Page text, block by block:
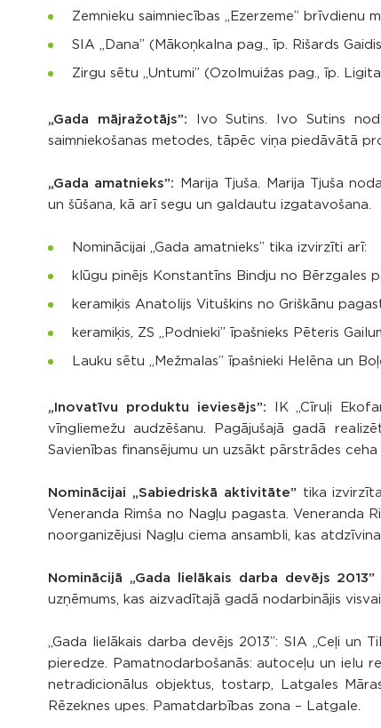
Zemnieku saimniecības „Ezerzeme” brīvdienu
SIA „Dana” (Mākoņkalna pag., īp. Rišards
Zirgu sētu „Untumi” (Ozolmuižas pag., īp.
„Gada mājražotājs”: Ivo Sutins. Ivo Sutins
saimniekošanas metodes, tāpēc viņa piedāvātā
„Gada amatnieks”: Marija Tjuša. Marija Tjuša
un šūšana, kā arī segu un galdautu izgatavošana.
Nominācijai „Gada amatnieks” tika izvirzīti arī:
klūgu pinējs Konstantīns Bindju no Bērzgales
keramiķis Anatolijs Vituškins no Griškānu
keramiķis, ZS „Podnieki” īpašnieks Pēteris
Lauku sētu „Mežmalas” īpašnieki Helēna un
„Inovatīvu produktu ieviesējs”: IK „Cīruļi
vīngliemežu audzēšanu. Pagājušajā gadā
Savienības finansējumu un uzsākt pārstrādes
Nominācijai „Sabiedriskā aktivitāte” tika
Veneranda Rimša no Nagļu pagasta. Veneranda
noorganizējusi Nagļu ciema ansambli, kas
Nominācijā „Gada lielākais darba devējs 2013”
uzņēmums, kas aizvadītajā gadā nodarbinājis
„Gada lielākais darba devējs 2013”: SIA „Ceļi un
pieredze. Pamatnodarbošanās: autoceļu un ielu
netradicionālus objektus, tostarp, Latgales
Rēzeknes upes. Pamatdarbības zona – Latgale.